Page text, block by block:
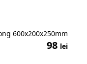
600x200x250mm
98 lei